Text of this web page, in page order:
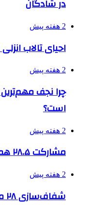
در شادگان
2 هفته پیش
احیای تالاب
2 هفته پیش
چرا نجف
است؟
2 هفته پیش
مشارکت ۲۸.۵ همتی خیران در مدرسه‌سازی
2 هفته پیش
شفاف‌سازی ۲۸ میلیارد یورو تعهدات ارزی